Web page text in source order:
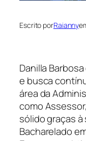
Escrito porRaianny
Danilla
e busca
área da
como
sólido graças
Bacharelado